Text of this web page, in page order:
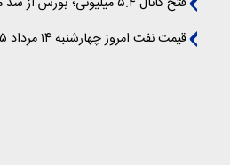
قیمت نفت امروز چهارشنبه ۱۴ مرداد ۱۴۰۵